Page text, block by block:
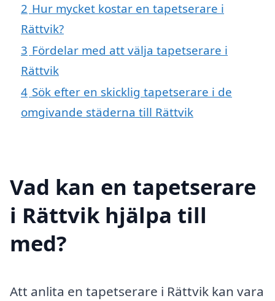
2 Hur mycket kostar en tapetserare i
Rättvik?
3 Fördelar med att välja tapetserare i
Rättvik
4 Sök efter en skicklig tapetserare i de
omgivande städerna till Rättvik
Vad kan en tapetserare
i Rättvik hjälpa till
med?
Att anlita en tapetserare i Rättvik kan vara